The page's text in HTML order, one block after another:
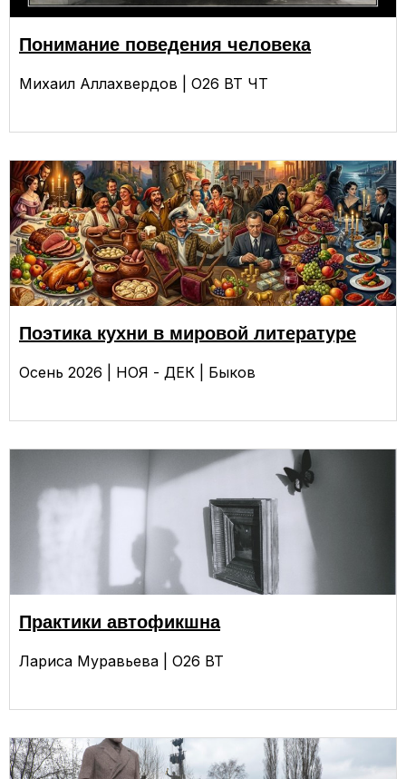
Понимание поведения человека
Михаил Аллахвердов | О26 ВТ ЧТ
Поэтика кухни в мировой литературе
Осень 2026 | НОЯ - ДЕК | Быков
Практики автофикшна
Лариса Муравьева | О26 ВТ